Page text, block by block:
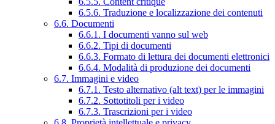
6.5.6. Traduzione e localizzazione dei contenuti
6.6. Documenti
6.6.1. I documenti vanno sul web
6.6.2. Tipi di documenti
6.6.3. Formato di lettura dei documenti elettronici
6.6.4. Modalità di produzione dei documenti
6.7. Immagini e video
6.7.1. Testo alternativo (alt text) per le immagini
6.7.2. Sottotitoli per i video
6.7.3. Trascrizioni per i video